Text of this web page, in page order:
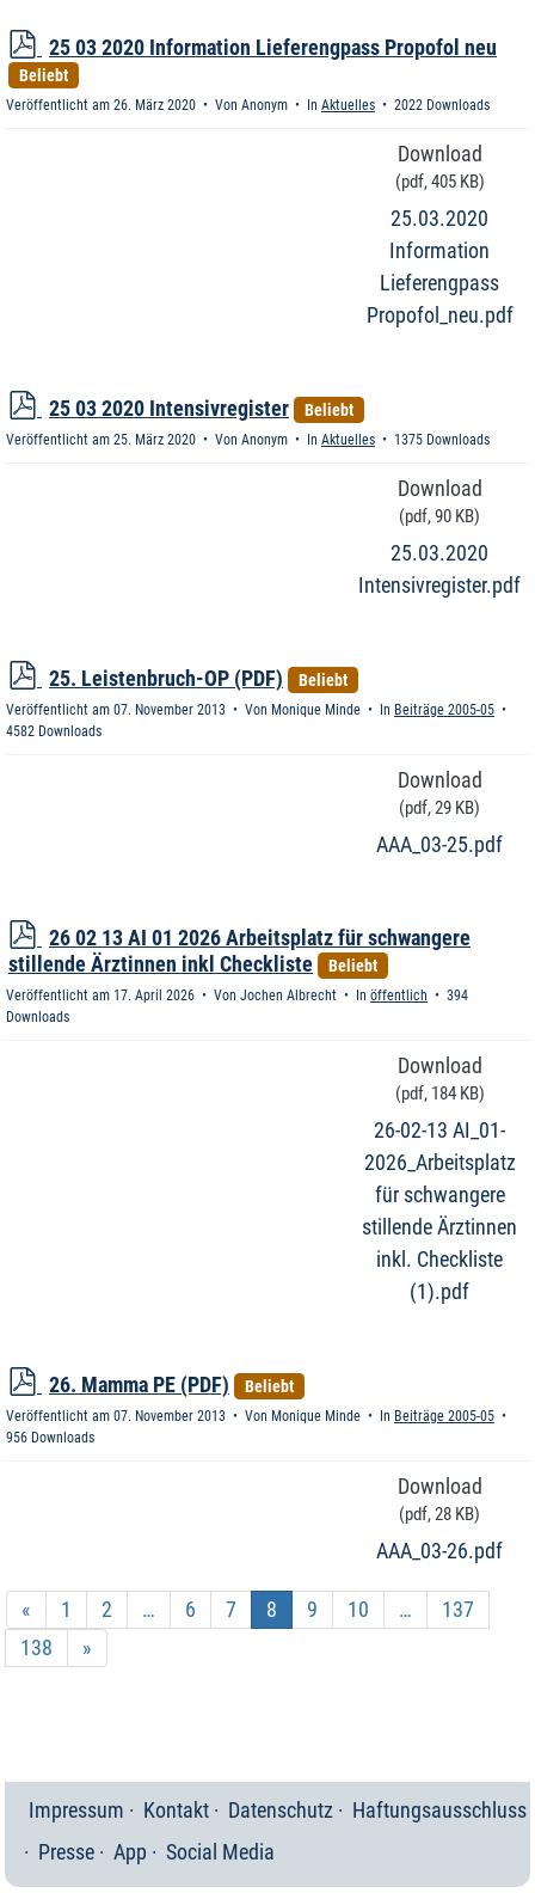
p
d
f
25 03 2020 Information Lieferengpass Propofol neu
Beliebt
Veröffentlicht am 26. März 2020 Von Anonym In Aktuelles 2022 Downloads
Download
(pdf,405 KB)
25.03.2020
Information
Lieferengpass
Propofol_neu.pdf
p
d
25 03 2020 Intensivregister Beliebt
Veröffentlicht am 25. März 2020 Von Anonym In Aktuelles 1375 Downloads
Download
(pdf,90 KB)
25.03.2020
Intensivregister.pdf
p
d
f
25. Leistenbruch-OP (PDF) Beliebt
Veröffentlicht am 07. November 2013 Von Monique Minde In Beiträge 2005-05
4582 Downloads
Download
(pdf,29 KB)
AAA_03-25.pdf
p
d
f
26 02 13 AI 01 2026 Arbeitsplatz für schwangere
stillende Ärztinnen inkl Checkliste
Beliebt
Veröffentlicht am 17. April 2026 Von Jochen Albrecht In öffentlich
394
Downloads
Download
(pdf, 184 KB)
26-02-13 AI_01-
2026_Arbeitsplatz
für schwangere
stillende Ärztinnen
inkl. Checkliste
(1).pdf
p
d
f
26. Mamma PE (PDF) Beliebt
Veröffentlicht am 07. November 2013 Von Monique Minde In Beiträge 2005-05
956 Downloads
Download
(pdf,28 KB)
AAA_03-26.pdf
« 1 2 … 6 7 8 9 10 …
137
138
»
Impressum Kontakt Datenschutz
Haftungsausschluss
Presse
App Social Media